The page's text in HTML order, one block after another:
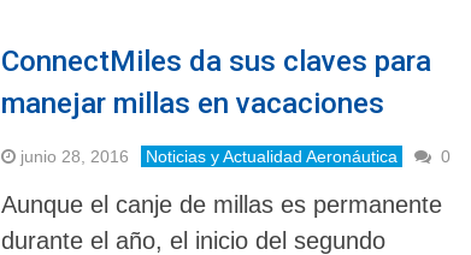
ConnectMiles da sus claves para
manejar millas en vacaciones
junio 28, 2016 Noticias y Actualidad Aeronáutica 0
Aunque el canje de millas es permanente
durante el año, el inicio del segundo